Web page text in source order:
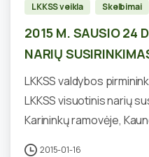
LKKSS veikla Skelbimai
2015 M. SAUSIO 24
NARIŲ
LKKSS valdybos
LKKSS visuotinis narių
Karininkų ramovėje,
2015-01-16